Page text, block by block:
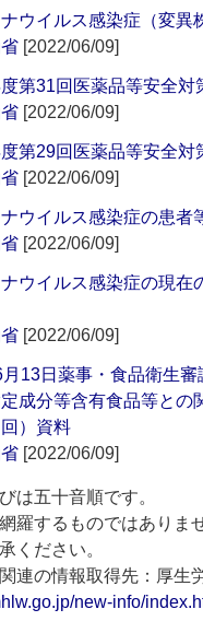
ウイルス感染症（変異
[2022/06/09]
第31回医薬品等安全
[2022/06/09]
第29回医薬品等安全
[2022/06/09]
ウイルス感染症の患者
[2022/06/09]
ウイルス感染症の現在
[2022/06/09]
13日薬事・食品衛生
成分等含有食品等との
）資料
[2022/06/09]
は五十音順です。
羅するものではありま
ください。
連の情報取得先：厚
new-info/